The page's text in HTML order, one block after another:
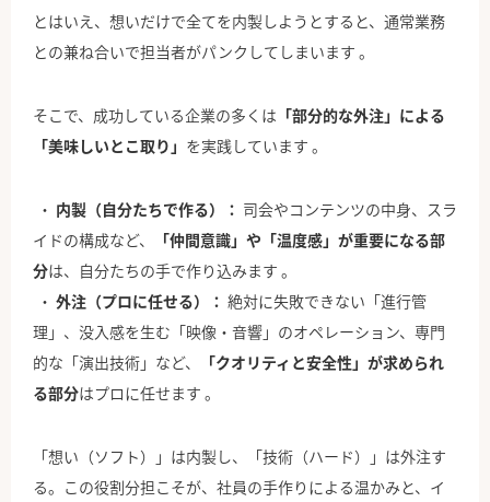
とはいえ、想いだけで全てを内製しようとすると、通常業務
との兼ね合いで担当者がパンクしてしまいます 。
そこで、成功している企業の多くは 「部分的な外注」による
「美味しいとこ取り」 を実践しています 。
内製（自分たちで作る）： 司会やコンテンツの中身、スラ
イドの構成など、
「仲間意識」や「温度感」が重要になる部
分は、自分たちの手で作り込みます 。
外注（プロに任せる）： 絶対に失敗できない「進行管
理」、没入感を生む「映像・音響」のオペレーション、専門
的な「演出技術」など、
「クオリティと安全性」が求められ
る部分はプロに任せます 。
「想い（ソフト）」は内製し、「技術（ハード）」は外注す
る。この役割分担こそが、社員の手作りによる温かみと、イ